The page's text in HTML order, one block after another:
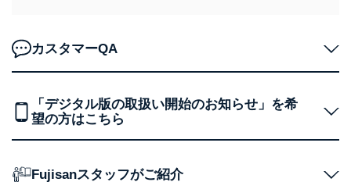
個人情報保護管理者: 経営管理グループディレクター 前
２．利用目的
当社が取り扱う開示対象個人情報の利用目的は次のとお
りです。
購入商品の配送のため
カスタマーQA
「デジタル版の取扱い開始のお知らせ」を希
望の方はこちら
Fujisanスタッフがご紹介